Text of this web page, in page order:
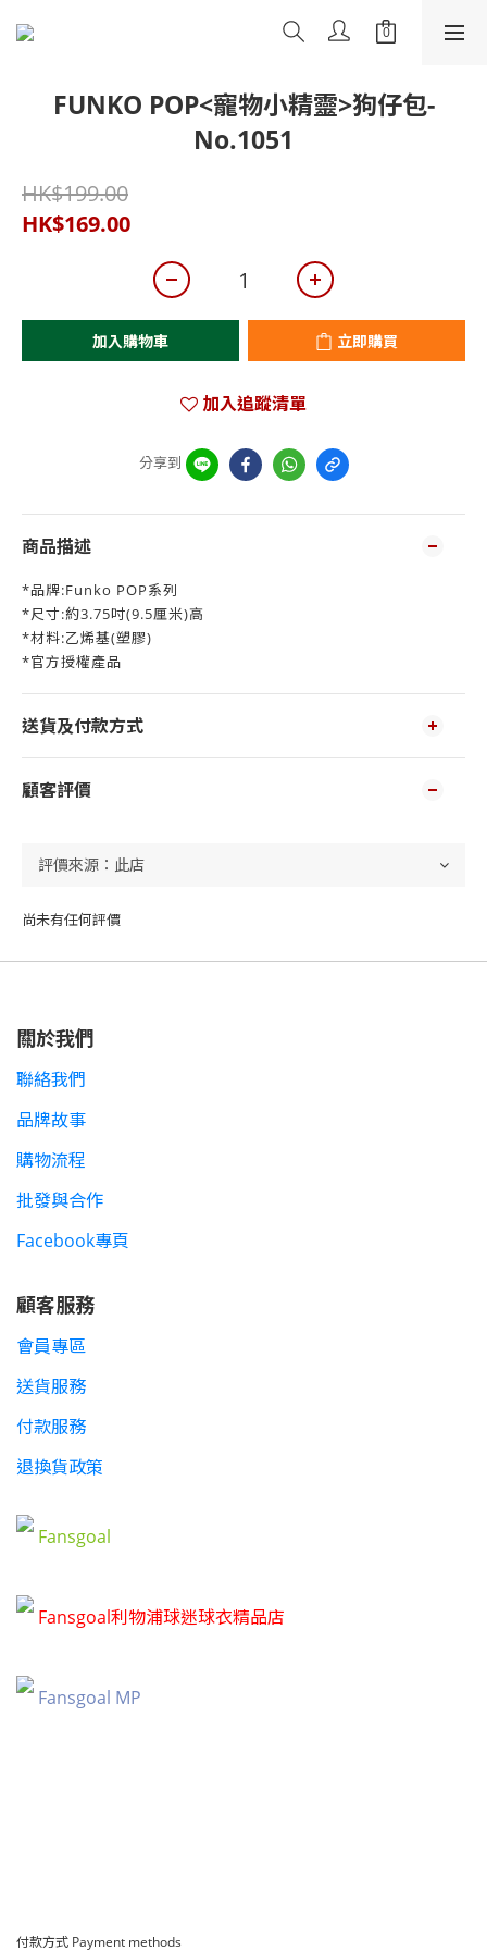
FUNKO POP<寵物小精靈>狗仔包-
No.1051
HK$199.00
HK$169.00
加入購物車 立即購買
加入追蹤清單
分享到
商品描述
*品牌:Funko POP系列
*尺寸:約3.75吋(9.5厘米)高
*材料:乙烯基(塑膠)
*官方授權產品
送貨及付款方式
顧客評價
尚未有任何評價
關於我們
聯絡我們
品牌故事
購物流程
批發與合作
Facebook專頁
顧客服務
會員專區
送貨服務
付款服務
退換貨政策
Fansgoal
Fansgoal利物浦球迷球衣精品店
Fansgoal MP
付款方式 Payment methods